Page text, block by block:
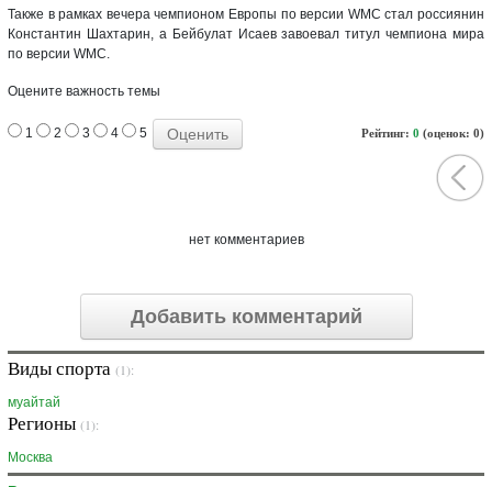
Также в рамках вечера чемпионом Европы по версии WMC стал россиянин
Константин Шахтарин, а Бейбулат Исаев завоевал титул чемпиона мира
по версии WMC.
Оцените важность темы
Рейтинг: 0 (оценок: 0)
1 2 3 4 5
нет комментариев
Добавить комментарий
Виды спорта (1):
муайтай
Регионы (1):
Москва